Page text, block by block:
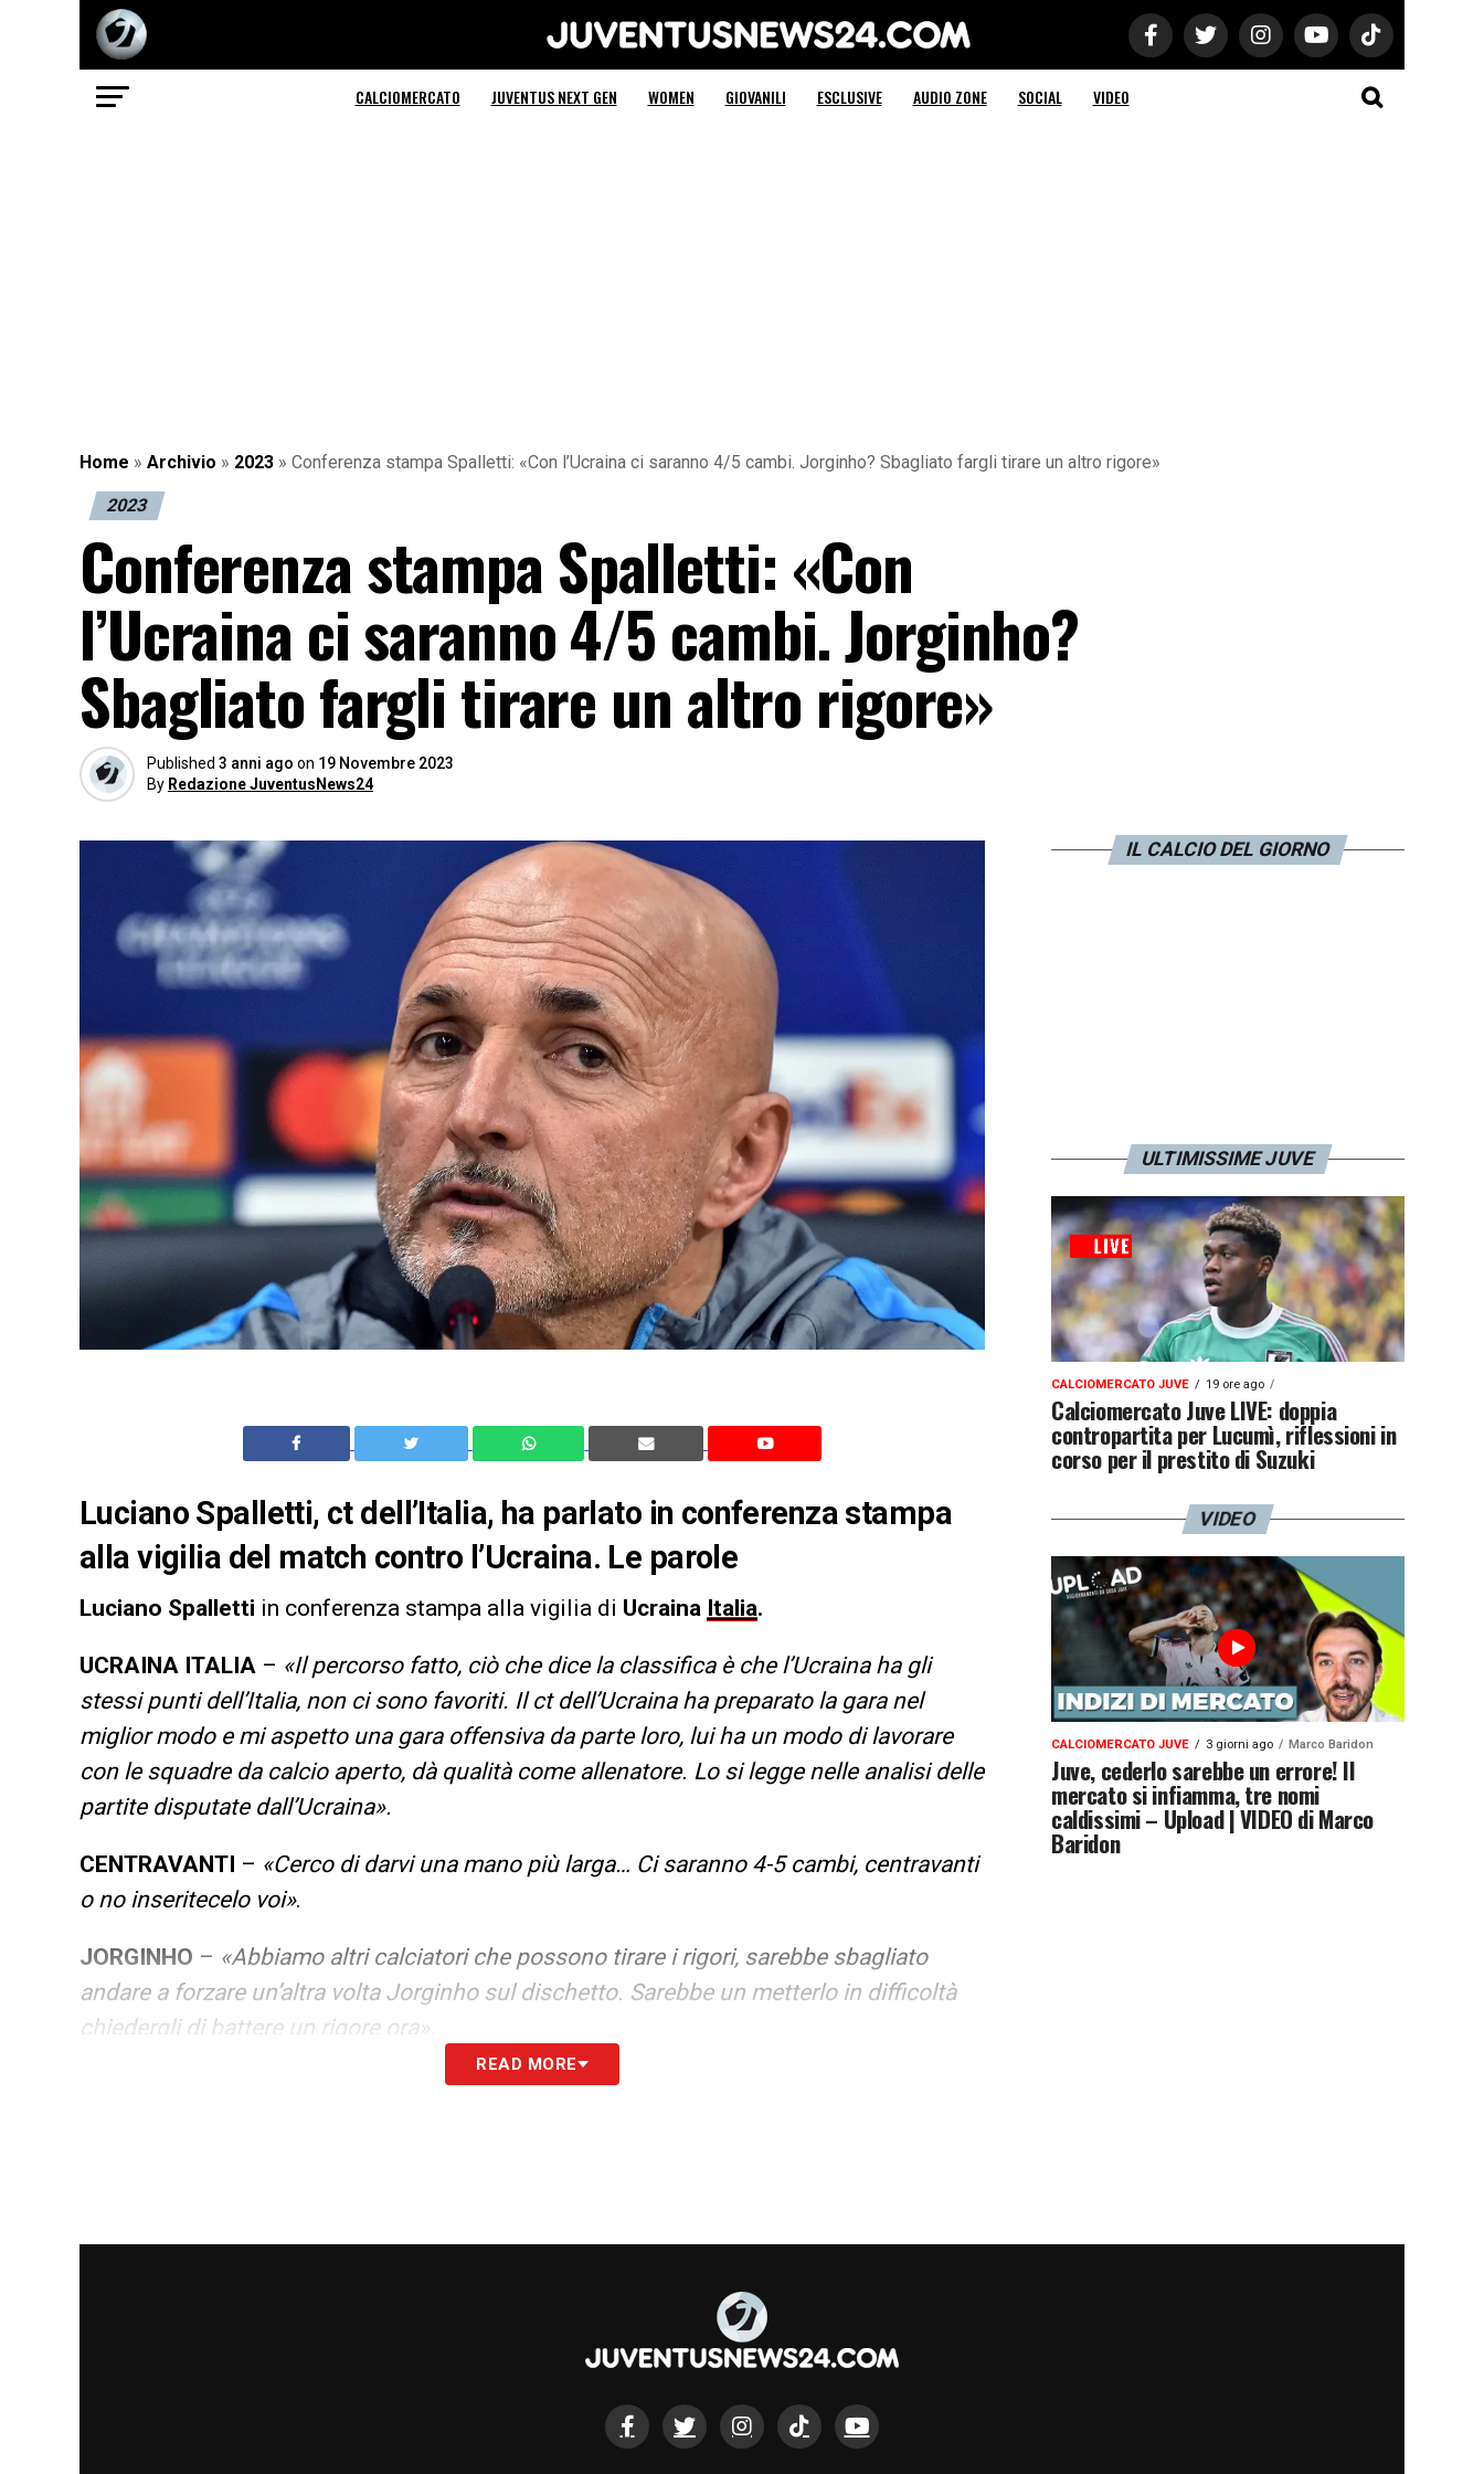
Juventus News 24
CALCIOMERCATO JUVENTUS NEXT GEN WOMEN GIOVANILI ESCLUSIVE AUDIO ZONE SOCIAL VIDEO
Home » Archivio » 2023 » Conferenza stampa Spalletti: «Con l’Ucraina ci saranno 4/5 cambi. Jorginho? Sbagliato fargli tirare un altro rigore»
2023
Conferenza stampa Spalletti: «Con
l’Ucraina ci saranno 4/5 cambi. Jorginho?
Sbagliato fargli tirare un altro rigore»
Published 3 anni ago on 19 Novembre 2023
By Redazione JuventusNews24
Luciano Spalletti, ct dell’Italia, ha parlato in conferenza stampa
alla vigilia del match contro l’Ucraina. Le parole
Luciano Spalletti in conferenza stampa alla vigilia di Ucraina Italia.
UCRAINA ITALIA – «Il percorso fatto, ciò che dice la classifica è che l’Ucraina ha gli
stessi punti dell’Italia, non ci sono favoriti. Il ct dell’Ucraina ha preparato la gara nel
miglior modo e mi aspetto una gara offensiva da parte loro, lui ha un modo di lavorare
con le squadre da calcio aperto, dà qualità come allenatore. Lo si legge nelle analisi delle
partite disputate dall’Ucraina».
CENTRAVANTI – «Cerco di darvi una mano più larga… Ci saranno 4-5 cambi, centravanti
o no inseritecelo voi».
JORGINHO – «Abbiamo altri calciatori che possono tirare i rigori, sarebbe sbagliato
andare a forzare un’altra volta Jorginho sul dischetto. Sarebbe un metterlo in difficoltà
chiedergli di battere un rigore ora».
READ MORE
IL CALCIO DEL GIORNO
ULTIMISSIME JUVE
CALCIOMERCATO JUVE 19 ore ago
Calciomercato Juve LIVE: doppia
contropartita per Lucumì, riflessioni in
corso per il prestito di Suzuki
VIDEO
CALCIOMERCATO JUVE 3 giorni ago Marco Baridon
Juve, cederlo sarebbe un errore! Il
mercato si infiamma, tre nomi
caldissimi – Upload | VIDEO di Marco
Baridon